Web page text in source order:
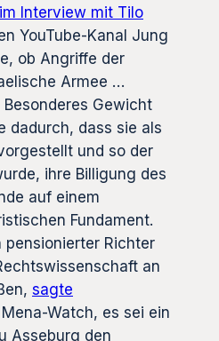
im Interview mit Tilo
YouTube-Kanal Jung
ob Angriffe der
Armee …
Gewicht
dadurch, dass sie als
und so der
ihre Billigung des
auf einem
Fundament.
Richter
an
sagte
Watch, es sei ein
Asseburg den